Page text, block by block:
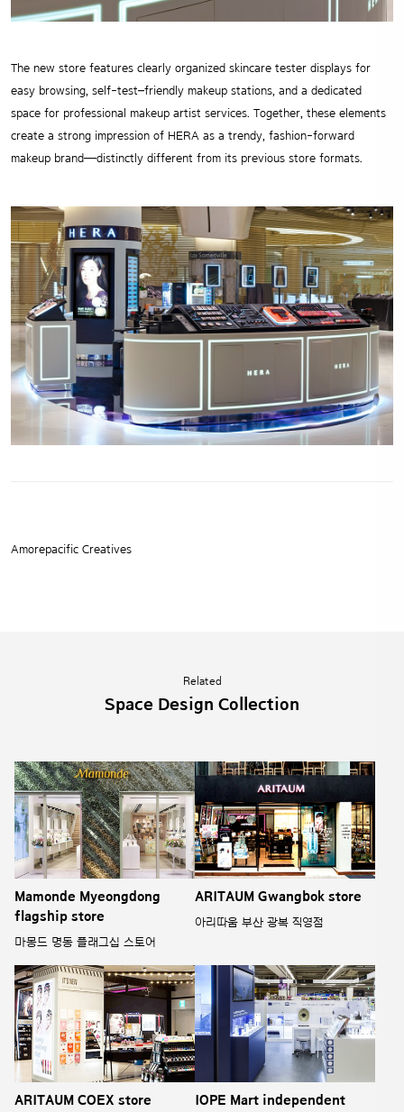
The new store features clearly organized skincare tester displays for
easy browsing, self-test–friendly makeup stations, and a dedicated
space for professional makeup artist services. Together, these elements
create a strong impression of HERA as a trendy, fashion-forward
makeup brand—distinctly different from its previous store formats.
Amorepacific Creatives
Related
Space Design Collection
Mamonde Myeongdong
flagship store
마몽드 명동 플래그십 스토어
ARITAUM Gwangbok store
아리따움 부산 광복 직영점
ARITAUM COEX store
IOPE Mart independent